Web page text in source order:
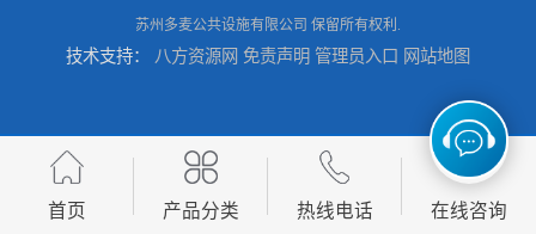
连云港分类垃圾桶生产厂 连云港塑料垃圾桶 制品厂 连云港景区垃圾桶定做 连云港垃圾收集房生产厂家 连云港分类垃圾房定做 连云港不锈钢垃圾屋制品厂
苏州多麦公共设施有限公司 保留所有权利.
技术支持： 八方资源网 免责声明 管理员入口 网站地图
首页 产品分类 热线电话 在线咨询